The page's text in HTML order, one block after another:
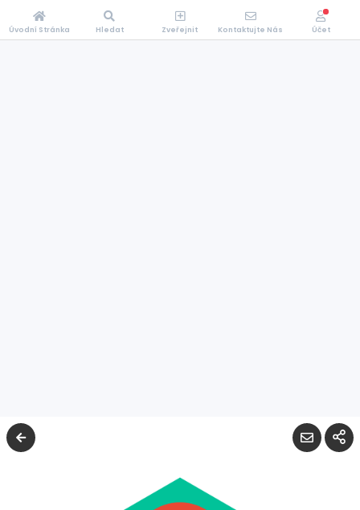
Úvodní Stránka Hledat Zveřejnit Kontaktujte Nás Účet